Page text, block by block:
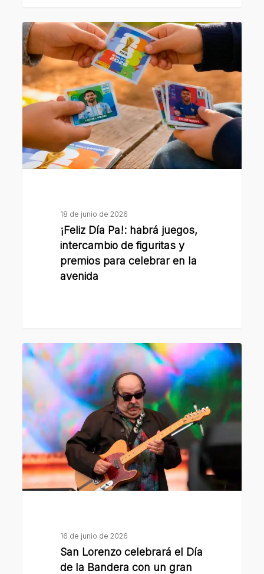
¡Feliz
Día
Pa!:
habrá
juegos,
intercambio
de
figuritas
y
celebrar18 de junio de 2026
¡Feliz Día Pa!: habrá juegos,
intercambio de figuritas y
premios para celebrar en la
avenida
San
Lorenzo
celebrará
el
Día
de
la
Bandera
con
patriótico
16 de junio de 2026
San Lorenzo celebrará el Día
de la Bandera con un gran